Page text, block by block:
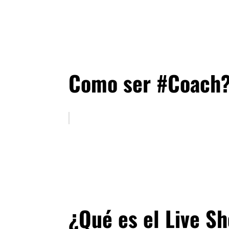
Como ser
¿Qué es el Live